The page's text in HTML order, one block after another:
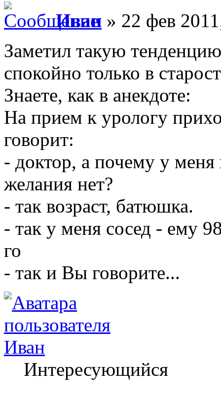
Иван » 22 фев
Заметил такую
спокойно только в
Знаете, как в анекдоте:
На прием к урологу
говорит:
- доктор, а почему у
желания нет?
- так возраст, батюшка.
- так у меня сосед - ему
го
- так и Вы говорите...
Иван
Интересующийся